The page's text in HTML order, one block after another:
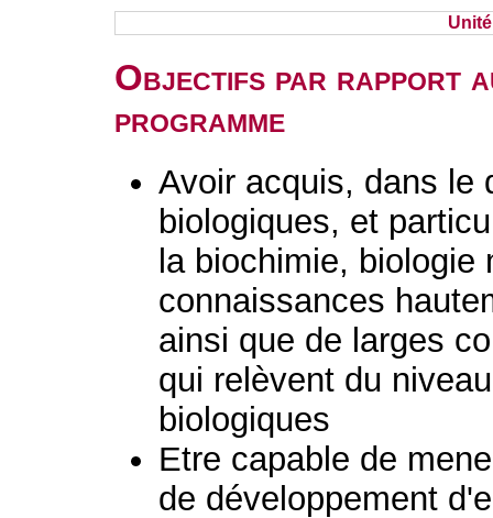
Objectifs par rapport
programme
Avoir acquis, dans le
biologiques, et
la biochimie,
connaissances
ainsi que de larges
qui relèvent du
biologiques
Etre capable de
de développement